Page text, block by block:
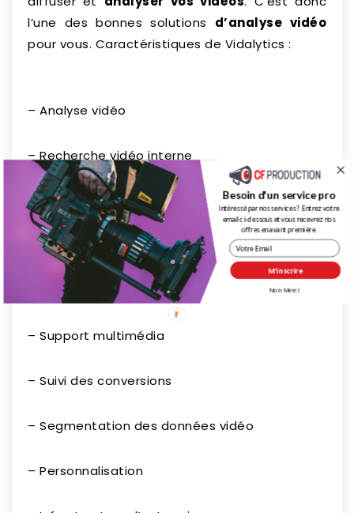
l’une des bonnes solutions d’analyse vidéo
pour vous. Caractéristiques de Vidalytics :
– Analyse vidéo
– Recherche vidéo interne
– Support des écrans mobiles
– Streaming vidéo
– Hébergement vidéo
– Support multimédia
– Suivi des conversions
– Segmentation des données vidéo
– Personnalisation
M'inscrire
Besoin d'un service pro
Intéressé par nos services ? Entrez votre
email ci-dessous et vous recevrez nos
offres en avant première.
Non Merci